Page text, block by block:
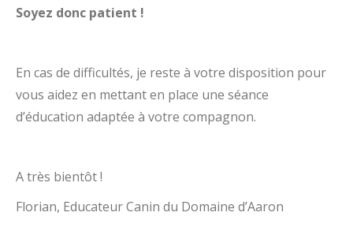
Soyez donc patient !
En cas de difficultés, je reste à votre disposition pour
vous aidez en mettant en place une séance
d’éducation adaptée à votre compagnon.
A très bientôt !
Florian, Educateur Canin du Domaine d’Aaron